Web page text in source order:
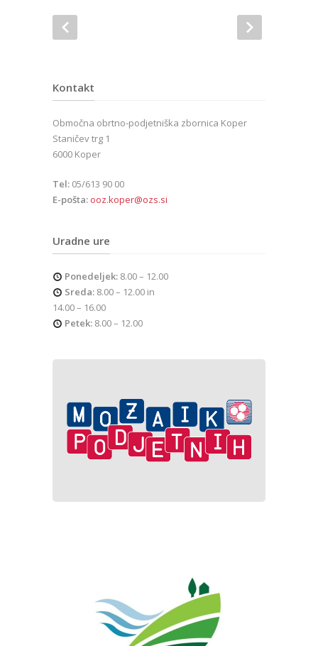
Kontakt
Območna obrtno-podjetniška zbornica Koper
Staničev trg 1
6000 Koper
Tel: 05/613 90 00
E-pošta: ooz.koper@ozs.si
Uradne ure
Ponedeljek: 8.00 – 12.00
Sreda: 8.00 – 12.00 in
14.00 – 16.00
Petek: 8.00 – 12.00